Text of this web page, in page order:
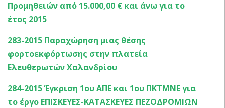
Προμηθειών από 15.000,00 € και άνω για το
έτος 2015
283-2015 Παραχώρηση μιας θέσης
φορτοεκφόρτωσης στην πλατεία
Ελευθερωτών Χαλανδρίου
284-2015 Έγκριση 1ου ΑΠΕ και 1ου ΠΚΤΜΝΕ για
το έργο ΕΠΙΣΚΕΥΕΣ-ΚΑΤΑΣΚΕΥΕΣ ΠΕΖΟΔΡΟΜΙΩΝ